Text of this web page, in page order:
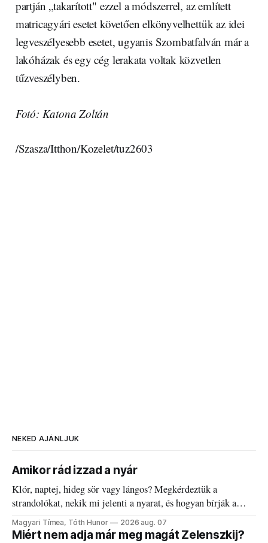
partján „takarított" ezzel a módszerrel, az említett
matricagyári esetet követően elkönyvelhettük az idei
legveszélyesebb esetet, ugyanis Szombatfalván már a
lakóházak és egy cég lerakata voltak közvetlen
tűzveszélyben.
Fotó: Katona Zoltán
/Szasza/Itthon/Kozelet/tuz2603
NEKED AJÁNLJUK
Amikor rád izzad a nyár
Klór, naptej, hideg sör vagy lángos? Megkérdeztük a
strandolókat, nekik mi jelenti a nyarat, és hogyan bírják a
kánikulát.
Magyari Tímea, Tóth Hunor 2026 aug. 07
Miért nem adja már meg magát Zelenszkij?